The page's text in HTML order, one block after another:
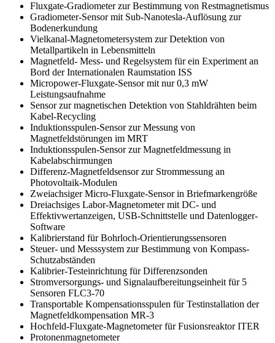
Fluxgate-Gradiometer zur Bestimmung von Restmagnetismus
Gradiometer-Sensor mit Sub-Nanotesla-Auflösung zur
Bodenerkundung
Vielkanal-Magnetometersystem zur Detektion von
Metallpartikeln in Lebensmitteln
Magnetfeld- Mess- und Regelsystem für ein Experiment an
Bord der Internationalen Raumstation ISS
Micropower-Fluxgate-Sensor mit nur 0,3 mW
Leistungsaufnahme
Sensor zur magnetischen Detektion von Stahldrähten beim
Kabel-Recycling
Induktionsspulen-Sensor zur Messung von
Magnetfeldstörungen im MRT
Induktionsspulen-Sensor zur Magnetfeldmessung in
Kabelabschirmungen
Differenz-Magnetfeldsensor zur Strommessung an
Photovoltaik-Modulen
Zweiachsiger Micro-Fluxgate-Sensor in Briefmarkengröße
Dreiachsiges Labor-Magnetometer mit DC- und
Effektivwertanzeigen, USB-Schnittstelle und Datenlogger-
Software
Kalibrierstand für Bohrloch-Orientierungssensoren
Steuer- und Messsystem zur Bestimmung von Kompass-
Schutzabständen
Kalibrier-Testeinrichtung für Differenzsonden
Stromversorgungs- und Signalaufbereitungseinheit für 5
Sensoren FLC3-70
Transportable Kompensationsspulen für Testinstallation der
Magnetfeldkompensation MR-3
Hochfeld-Fluxgate-Magnetometer für Fusionsreaktor ITER
Protonenmagnetometer